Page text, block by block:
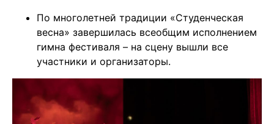
По многолетней традиции «Студенческая
весна» завершилась всеобщим исполнением
гимна фестиваля – на сцену вышли все
участники и организаторы.